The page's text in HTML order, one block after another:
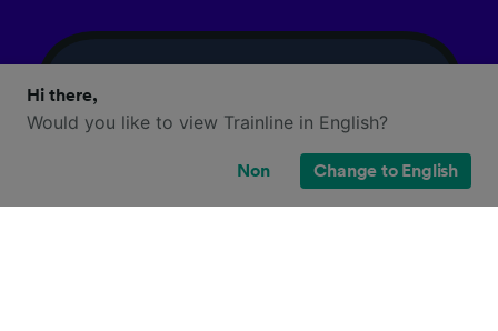
Hi there,
Would you like to view Trainline in English?
Non Change to English